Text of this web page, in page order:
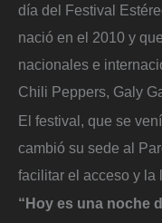
día del Festival
nació en el 2010 y
nacionales e
Chili Peppers, Galy
El festival, que se
cambió su sede al
facilitar el acceso y la
“Hoy es una noche